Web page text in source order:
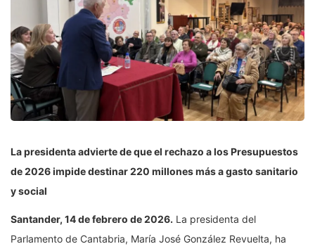
La presidenta advierte de que el rechazo a los Presupuestos
de 2026 impide destinar 220 millones más a gasto sanitario
y social
Santander, 14 de febrero de 2026. La presidenta del
Parlamento de Cantabria, María José González Revuelta, ha